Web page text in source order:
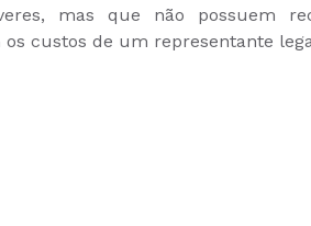
mas que não possuem
custos de um representante